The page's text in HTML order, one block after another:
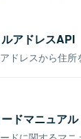
アドレスAPI
ドレスから住所
ドマニュアル